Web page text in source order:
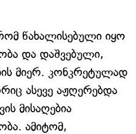
წახალისებული იყო
და დაშვებული,
მიერ. კონკრეტულად
ასევე აჟღერებდა
მისაღებია
ამიტომ,